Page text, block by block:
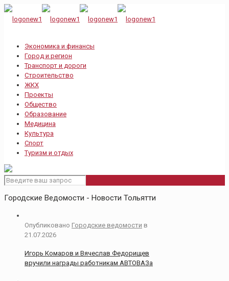
Экономика и финансы
Город и регион
Транспорт и дороги
Строительство
ЖКХ
Проекты
Общество
Образование
Медицина
Культура
Спорт
Туризм и отдых
Городские Ведомости - Новости Тольятти
Опубликовано Городские ведомости в
21.07.2026
Игорь Комаров и Вячеслав Федорищев
вручили награды работникам АВТОВАЗа